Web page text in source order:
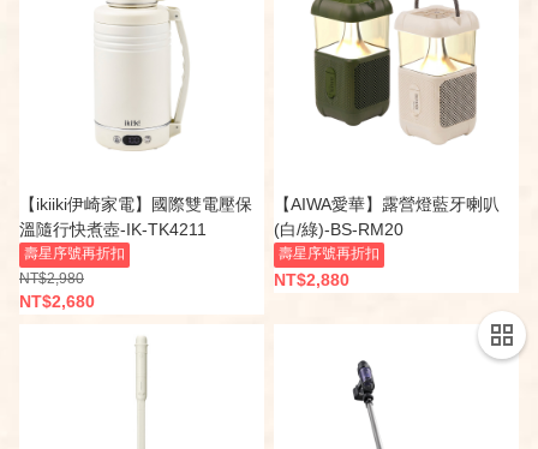
【ikiiki伊崎家電】國際雙電壓保
溫隨行快煮壺-IK-TK4211
壽星序號再折扣
NT$2,980
NT$2,680
【AIWA愛華】露營燈藍牙喇叭
(白/綠)-BS-RM20
壽星序號再折扣
NT$2,880